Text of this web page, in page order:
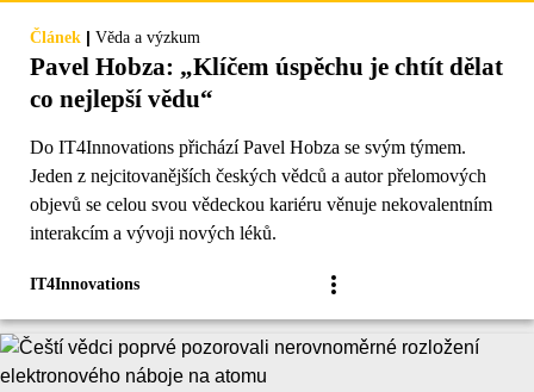
Článek | Věda a výzkum
Pavel Hobza: „Klíčem úspěchu je chtít dělat
co nejlepší vědu“
Do IT4Innovations přichází Pavel Hobza se svým týmem.
Jeden z nejcitovanějších českých vědců a autor přelomových
objevů se celou svou vědeckou kariéru věnuje nekovalentním
interakcím a vývoji nových léků.
IT4Innovations